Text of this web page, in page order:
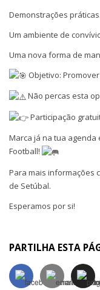
Demonstrações práticas.
Um ambiente de
Uma nova forma de
Objetivo:
Não percas esta
Participação
Marca já na tua agenda
Football!
Para mais informações
de Setúbal.
Esperamos por si!
PARTILHA ESTA